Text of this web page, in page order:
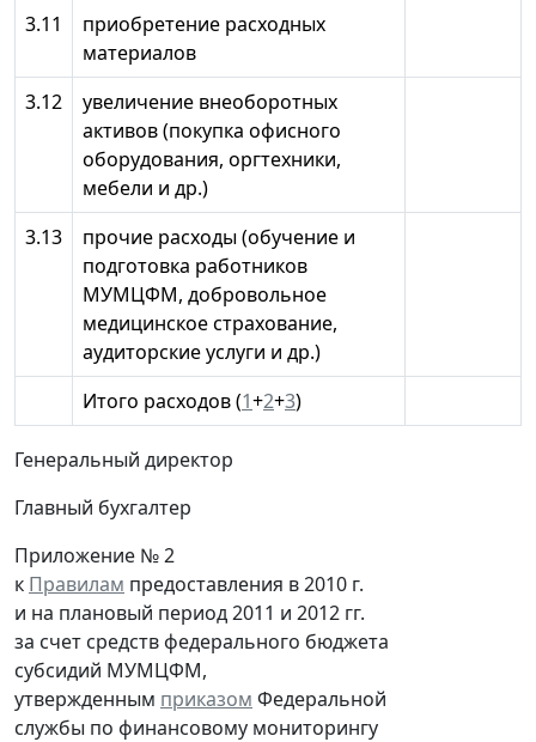
3.11
приобретение расходных
материалов
3.12
увеличение внеоборотных
активов (покупка офисного
оборудования, оргтехники,
мебели и др.)
3.13
прочие расходы (обучение и
подготовка работников
МУМЦФМ, добровольное
медицинское страхование,
аудиторские услуги и др.)
Итого расходов (1+2+3)
Генеральный директор
Главный бухгалтер
Приложение № 2
к Правилам предоставления в 2010 г.
и на плановый период 2011 и 2012 гг.
за счет средств федерального бюджета
субсидий МУМЦФМ,
утвержденным приказом Федеральной
службы по финансовому мониторингу